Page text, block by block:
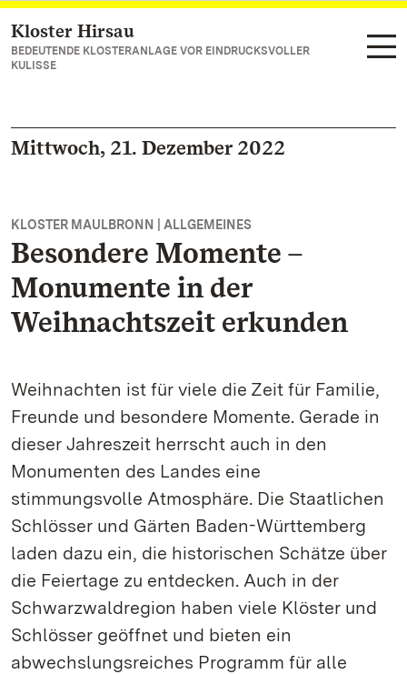
Zum Hauptinhalt springen
Kloster Hirsau
BEDEUTENDE KLOSTERANLAGE VOR EINDRUCKSVOLLER
KULISSE
Mittwoch, 21. Dezember 2022
KLOSTER MAULBRONN | ALLGEMEINES
Besondere Momente –
Monumente in der
Weihnachtszeit erkunden
Weihnachten ist für viele die Zeit für Familie,
Freunde und besondere Momente. Gerade in
dieser Jahreszeit herrscht auch in den
Monumenten des Landes eine
stimmungsvolle Atmosphäre. Die Staatlichen
Schlösser und Gärten Baden-Württemberg
laden dazu ein, die historischen Schätze über
die Feiertage zu entdecken. Auch in der
Schwarzwaldregion haben viele Klöster und
Schlösser geöffnet und bieten ein
abwechslungsreiches Programm für alle